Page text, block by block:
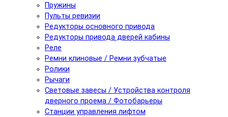
Пружины
Пульты ревизии
Редукторы основного привода
Редукторы привода дверей кабины
Реле
Ремни клиновые / Ремни зубчатые
Ролики
Рычаги
Световые завесы / Устройства контроля
дверного проема / Фотобарьеры
Станции управления лифтом